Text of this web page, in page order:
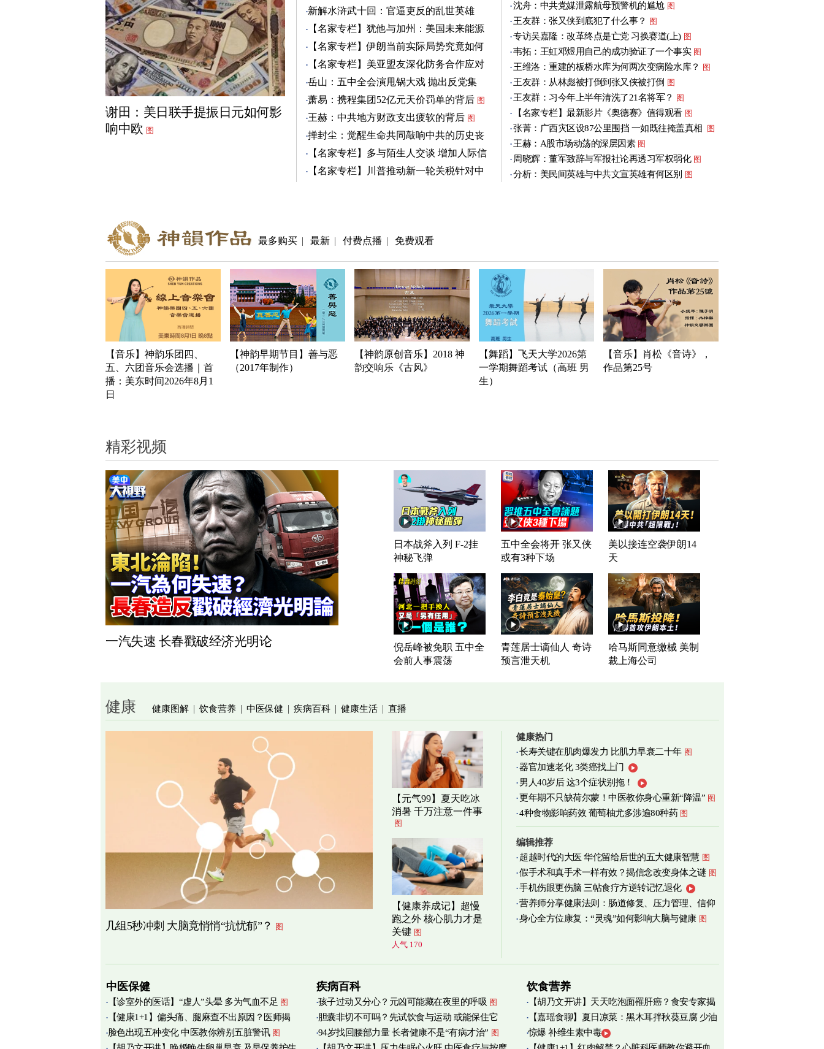
谢田：美日联手提振日元如何影
响中欧 图
贿？
新解水浒武十回：官逼吏反的乱世英雄
（4） 图
【名家专栏】犹他与加州：美国未来能源
之争 图
【名家专栏】伊朗当前实际局势究竟如何
图
【名家专栏】美亚盟友深化防务合作应对
中共
图
岳山：五中全会演甩锅大戏 抛出反党集
团？
萧易：携程集团52亿元天价罚单的背后 图
王赫：中共地方财政支出疲软的背后 图
掸封尘：觉醒生命共同敲响中共的历史丧
钟 图
【名家专栏】多与陌生人交谈 增加人际信
任 图
【名家专栏】川普推动新一轮关税针对中
沈舟：中共党媒泄露航母预警机的尴尬 图
王友群：张又侠到底犯了什么事？ 图
专访吴嘉隆：改革终点是亡党 习换赛道(上) 图
韦拓：王虹邓煜用自己的成功验证了一个事实 图
王维洛：重建的板桥水库为何两次变病险水库？ 图
王友群：从林彪被打倒到张又侠被打倒 图
王友群：习今年上半年清洗了21名将军？ 图
【名家专栏】最新影片《奥德赛》值得观看 图
张菁：广西灾区设87公里围挡 一如既往掩盖真相 图
王赫：A股市场动荡的深层因素 图
周晓辉：董军致辞与军报社论再透习军权弱化 图
分析：美民间英雄与中共文宣英雄有何区别 图
最多购买 | 最新 | 付费点播 | 免费观看
【音乐】神韵乐团四、
五、六团音乐会选播｜首
播：美东时间2026年8月1
日
【神韵早期节目】善与恶
（2017年制作）
【神韵原创音乐】2018 神
韵交响乐《古风》
【舞蹈】飞天大学2026第
一学期舞蹈考试（高班 男
生）
【音乐】肖松《音诗》，
作品第25号
精彩视频
一汽失速 长春戳破经济光明论
日本战斧入列 F-2挂
神秘飞弹
五中全会将开 张又侠
或有3种下场
美以接连空袭伊朗14
天
倪岳峰被免职 五中全
会前人事震荡
青莲居士谪仙人 奇诗
预言泄天机
哈马斯同意缴械 美制
裁上海公司
健康 健康图解 | 饮食营养 | 中医保健 | 疾病百科 | 健康生活 | 直播
几组5秒冲刺 大脑竟悄悄“抗忧郁”？ 图
【元气99】夏天吃冰
消暑 千万注意一件事
图
【健康养成记】超慢
跑之外 核心肌力才是
关键 图
人气 170
健康热门
长寿关键在肌肉爆发力 比肌力早衰二十年 图
器官加速老化 3类癌找上门
男人40岁后 这3个症状别拖！
更年期不只缺荷尔蒙！中医教你身心重新“降温” 图
4种食物影响药效 葡萄柚尤多涉逾80种药 图
编辑推荐
超越时代的大医 华佗留给后世的五大健康智慧 图
假手术和真手术一样有效？揭信念改变身体之谜 图
手机伤眼更伤脑 三帖食疗方逆转记忆退化
营养师分享健康法则：肠道修复、压力管理、信仰
实践 图
身心全方位康复：“灵魂”如何影响大脑与健康 图
中医保健
【诊室外的医话】“虚人”头晕 多为气血不足 图
【健康1+1】偏头痛、腿麻查不出原因？医师揭
痛源竟在肌筋膜 图
脸色出现五种变化 中医教你辨别五脏警讯 图
疾病百科
孩子过动又分心？元凶可能藏在夜里的呼吸 图
胆囊非切不可吗？先试饮食与运动 或能保住它
图
94岁找回腰部力量 长者健康不是“有病才治” 图
饮食营养
【胡乃文开讲】天天吃泡面罹肝癌？食安专家揭
添加物真相
【嘉瑶食聊】夏日凉菜：黑木耳拌秋葵豆腐 少油
烟清爽养心 图
惊爆 补维生素中毒